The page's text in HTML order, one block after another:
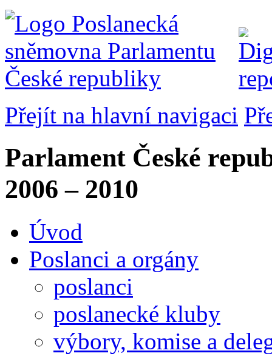
Přejít na hlavní navigaci
Parlament České
2006 – 2010
Úvod
Poslanci a orgány
poslanci
poslanecké kluby
výbory, komise a